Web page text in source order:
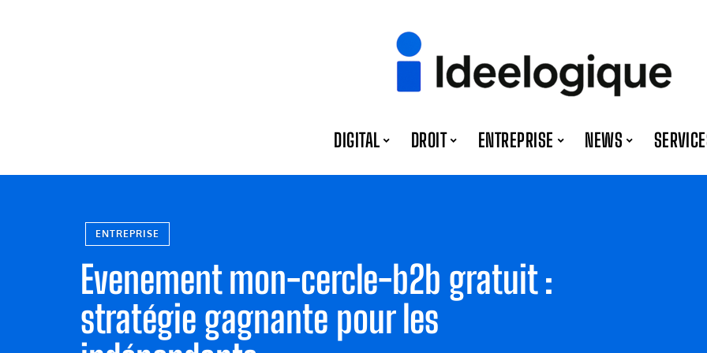
DIGITAL DROIT ENTREPRISE NEWS
ENTREPRISE
Evenement mon-cercle-b2b gratuit :
stratégie gagnante pour les